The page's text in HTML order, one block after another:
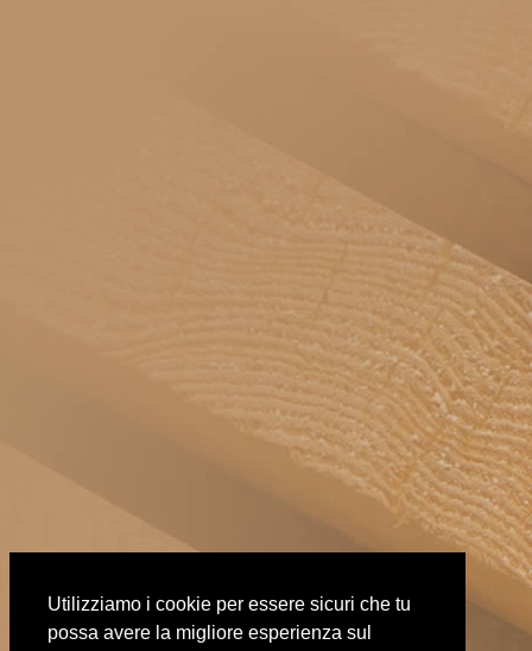
Utilizziamo i cookie per essere sicuri che tu
possa avere la migliore esperienza sul